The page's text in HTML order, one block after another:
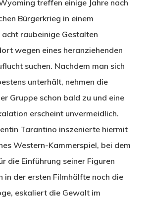
treffen einige Jahre nach
Bürgerkrieg in einem
raubeinige Gestalten
wegen eines heranziehenden
suchen. Nachdem man sich
unterhält, nehmen die
Gruppe schon bald zu und eine
erscheint unvermeidlich.
Tarantino inszenierte hiermit
Western-Kammerspiel, bei dem
die Einführung seiner Figuren
in der ersten Filmhälfte noch die
eskaliert die Gewalt im